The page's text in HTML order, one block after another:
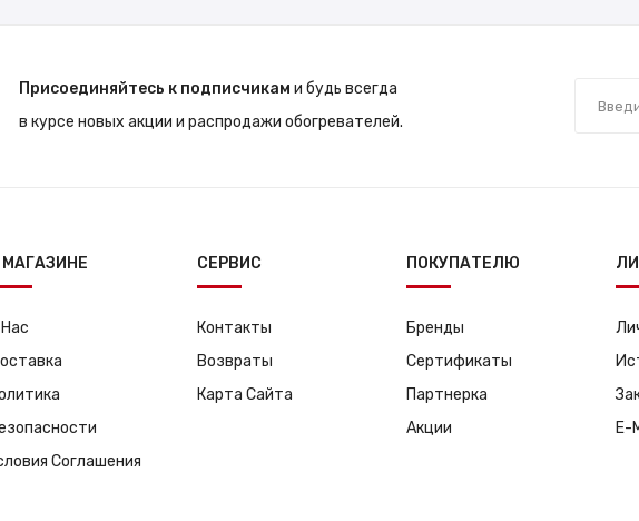
Присоединяйтесь к подписчикам и будь всегда
в курсе новых акции и распродажи обогревателей.
МАГАЗИНЕ
Соглашения
СЕРВИС
Контакты
Возвраты
Карта Сайта
ПОКУПАТЕЛЮ
Бренды
Сертификаты
Партнерка
Акции
E-